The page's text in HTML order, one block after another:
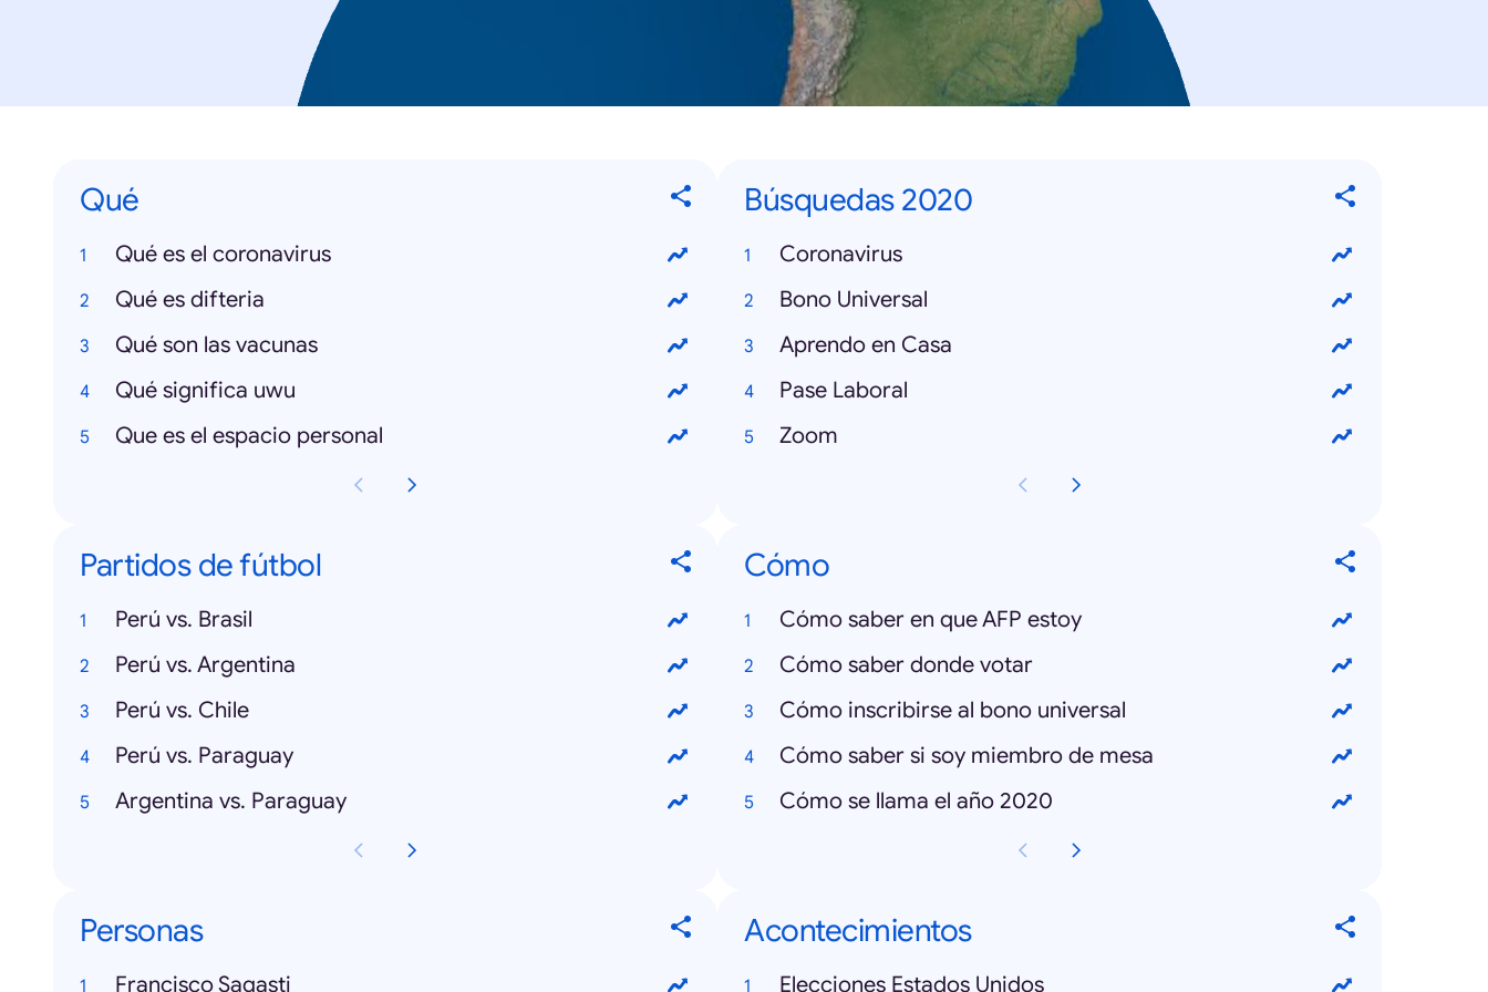
Qué
Qué es el coronavirus
Qué es difteria
Qué son las vacunas
Qué significa uwu
Que es el espacio personal
Búsquedas 2020
Coronavirus
Bono Universal
Aprendo en Casa
Pase Laboral
Zoom
Partidos de fútbol
Perú vs. Brasil
Perú vs. Argentina
Perú vs. Chile
Perú vs. Paraguay
Argentina vs. Paraguay
Cómo
Cómo saber en que AFP estoy
Cómo saber donde votar
Cómo inscribirse al bono universal
Cómo saber si soy miembro de mesa
Cómo se llama el año 2020
Personas
Francisco Sagasti
Acontecimientos
Elecciones Estados Unidos